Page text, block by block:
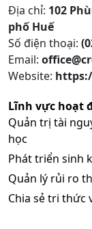
Địa chỉ: 102
phố Huế
Số điện thoại:
Email:
Website:
Lĩnh vực hoạt
Quản trị tài
học
Phát triển sinh
Quản lý rủi ro
Chia sẻ tri thức